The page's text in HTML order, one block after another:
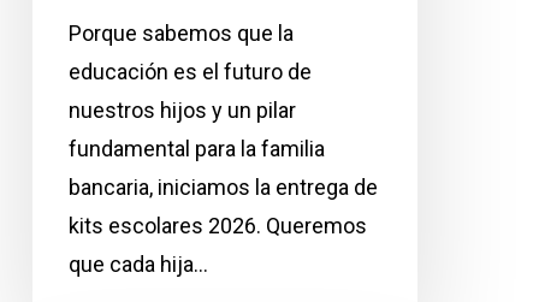
Porque sabemos que la
educación es el futuro de
nuestros hijos y un pilar
fundamental para la familia
bancaria, iniciamos la entrega de
kits escolares 2026. Queremos
que cada hija…